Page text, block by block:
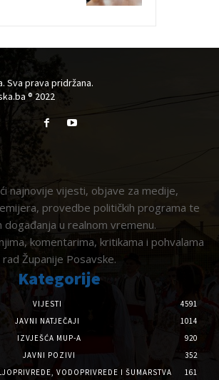
Sva prava pridržana.
® 2022
najnovije vijesti, objave za medije,
provedbe političkih programa te
u realnom vremenu.
komentarima, kritikama i pohvalama
Županije Posavske.
Kategorije
VIJESTI
4591
JAVNI NATJEČAJI
1014
IZVJEŠĆA MUP-A
920
JAVNI POZIVI
352
VODOPRIVREDE I ŠUMARSTVA
161